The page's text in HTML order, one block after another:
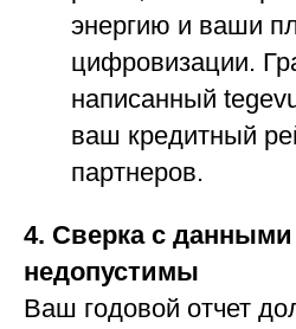
энергию и ваши
цифровизации.
написанный
ваш кредитный
партнеров.
4. Сверка с
недопустимы
Ваш годовой отчет